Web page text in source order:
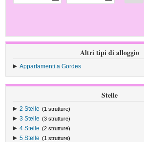
Altri tipi di alloggio
Appartamenti a Gordes
Stelle
2 Stelle (1 strutture)
3 Stelle (3 strutture)
4 Stelle (2 strutture)
5 Stelle (1 strutture)